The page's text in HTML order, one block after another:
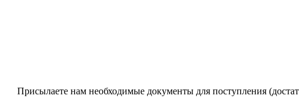
Присылаете нам необходимые документы для поступления